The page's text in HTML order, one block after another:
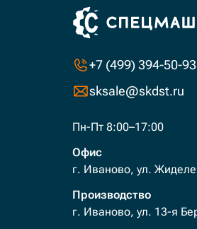
+7 (499) 394-50-93
sksale@skdst.ru
Пн-Пт 8:00–17:00
Офис
г. Иваново, ул.
Производство
г. Иваново, ул. 13-я